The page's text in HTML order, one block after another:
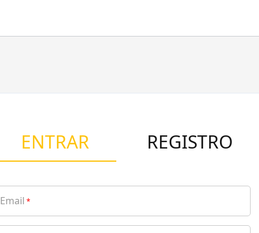
ENTRAR REGISTRO
Email *